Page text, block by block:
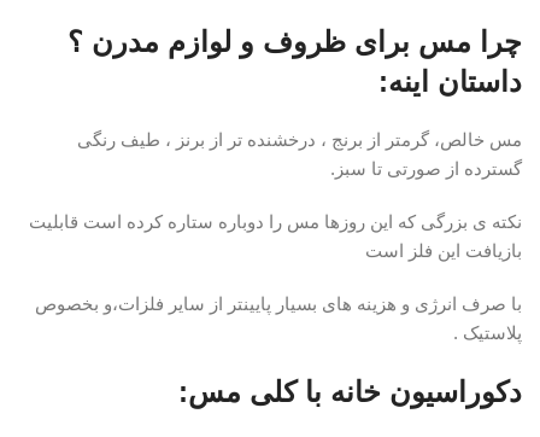
چرا مس برای ظروف و لوازم مدرن ؟
داستان اینه:
مس خالص، گرمتر از برنج ، درخشنده تر از برنز ، طیف رنگی
گسترده از صورتی تا سبز.
نکته ی بزرگی که این روزها مس را دوباره ستاره کرده است قابلیت
بازیافت این فلز است
با صرف انرژی و هزینه های بسیار پایینتر از سایر فلزات،و بخصوص
پلاستیک .
دکوراسیون خانه با کلی مس: